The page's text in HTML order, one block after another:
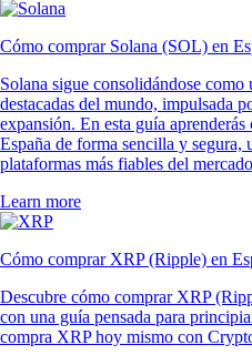
Cómo comprar Solana (SOL) en
Solana sigue consolidándose como
destacadas del mundo, impulsada
expansión. En esta guía
España de forma sencilla y
plataformas más fiables del
Learn more
Cómo comprar XRP (Ripple) en
Descubre cómo comprar XRP
con una guía pensada para
compra XRP hoy mismo con